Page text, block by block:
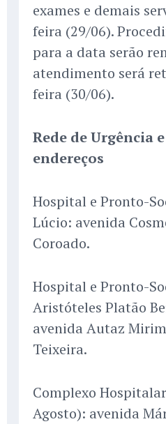
exames e demais
feira (29/06).
para a data serão
atendimento será
feira (30/06).
Rede de Urgência
endereços
Hospital e Pronto-
Lúcio: avenida
Coroado.
Hospital e Pronto-
Aristóteles Platão
avenida Autaz
Teixeira.
Complexo
Agosto): avenida